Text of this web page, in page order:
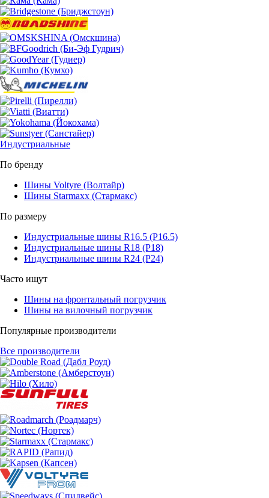
Индустриальные
По бренду
Шины Voltyre (Волтайр)
Шины Starmaxx (Стармакс)
По размеру
Индустриальные шины R16.5 (Р16.5)
Индустриальные шины R18 (Р18)
Индустриальные шины R24 (Р24)
Часто ищут
Шины на фронтальный погрузчик
Шины на вилочный погрузчик
Популярные производители
Все производители